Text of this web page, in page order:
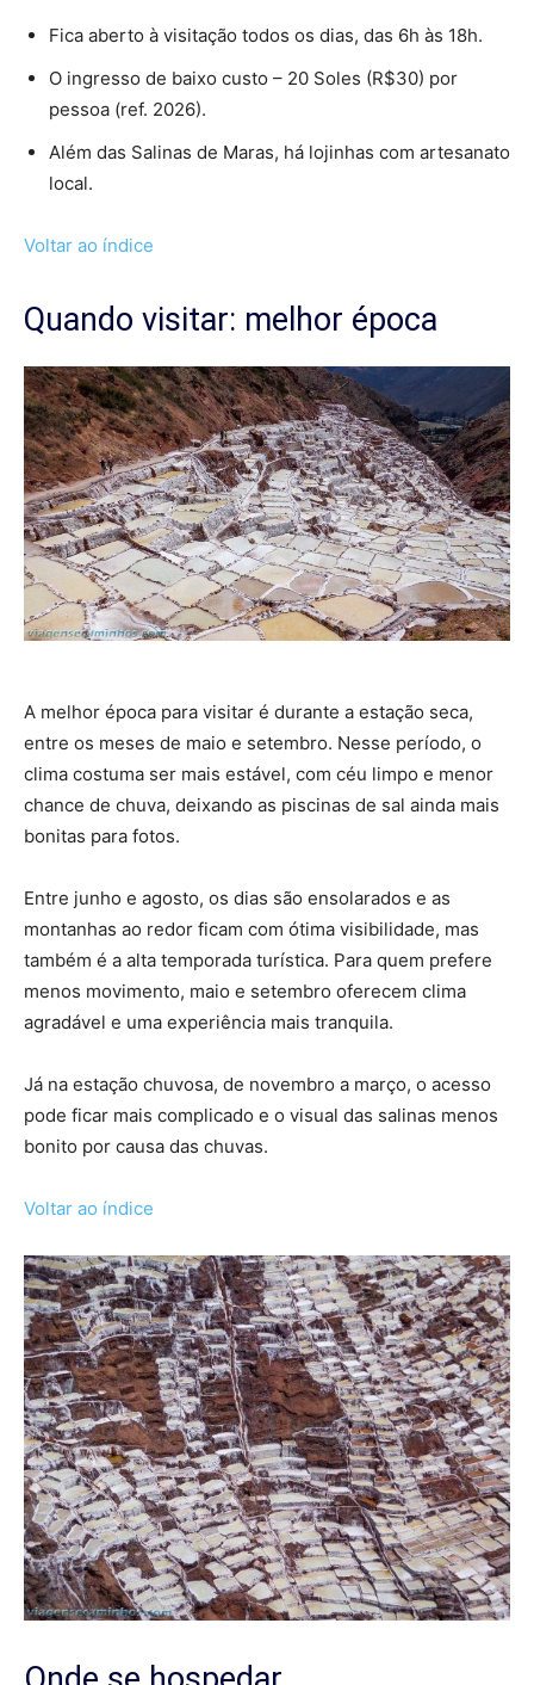
Fica aberto à visitação todos os dias, das 6h às 18h.
O ingresso de baixo custo – 20 Soles (R$30) por
pessoa (ref. 2026).
Além das Salinas de Maras, há lojinhas com artesanato
local.
Voltar ao índice
Quando visitar: melhor época
A melhor época para visitar é durante a estação seca,
entre os meses de maio e setembro. Nesse período, o
clima costuma ser mais estável, com céu limpo e menor
chance de chuva, deixando as piscinas de sal ainda mais
bonitas para fotos.
Entre junho e agosto, os dias são ensolarados e as
montanhas ao redor ficam com ótima visibilidade, mas
também é a alta temporada turística. Para quem prefere
menos movimento, maio e setembro oferecem clima
agradável e uma experiência mais tranquila.
Já na estação chuvosa, de novembro a março, o acesso
pode ficar mais complicado e o visual das salinas menos
bonito por causa das chuvas.
Voltar ao índice